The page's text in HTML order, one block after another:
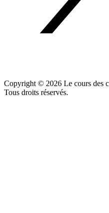
Copyright © 2026 Le cours des
Tous droits réservés.